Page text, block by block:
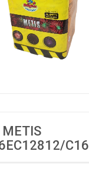
METIS
C16